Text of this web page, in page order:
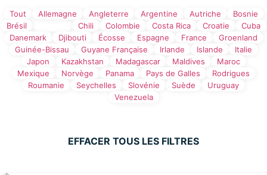
Tout Allemagne Angleterre Argentine Autriche
Bosnie
Brésil
Chili Colombie Costa Rica Croatie
Cuba
Danemark
Djibouti Écosse Espagne France
Groenland
Guinée-Bissau
Guyane Française Irlande Islande
Italie
Japon
Kazakhstan Madagascar Maldives
Maroc
Mexique
Norvège Panama Pays de Galles
Rodrigues
Roumanie
Seychelles Slovénie Suède
Uruguay
Venezuela
EFFACER TOUS LES FILTRES